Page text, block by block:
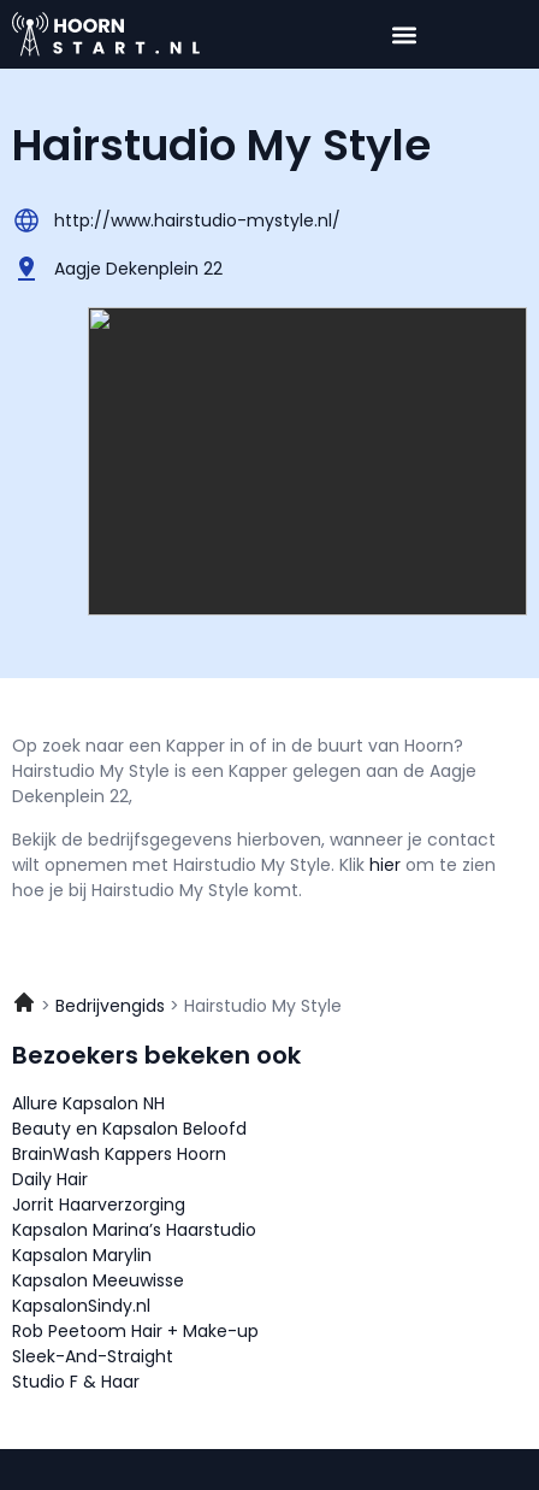
Hairstudio My Style
http://www.hairstudio-mystyle.nl/
Aagje Dekenplein 22
Op zoek naar een Kapper in of in de buurt van Hoorn?
Hairstudio My Style is een Kapper gelegen aan de Aagje
Dekenplein 22,
Bekijk de bedrijfsgegevens hierboven, wanneer je contact
wilt opnemen met Hairstudio My Style. Klik hier om te zien
hoe je bij Hairstudio My Style komt.
Bedrijvengids Hairstudio My Style
Bezoekers bekeken ook
Allure Kapsalon NH
Beauty en Kapsalon Beloofd
BrainWash Kappers Hoorn
Daily Hair
Jorrit Haarverzorging
Kapsalon Marina’s Haarstudio
Kapsalon Marylin
Kapsalon Meeuwisse
KapsalonSindy.nl
Rob Peetoom Hair + Make-up
Sleek-And-Straight
Studio F & Haar